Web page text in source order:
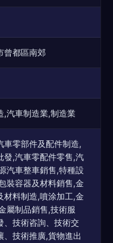
曾都區南郊
,汽車制造業,制造業
車零部件及配件制造,
發,汽車零配件零售,汽
汽車整車銷售,特種設
裝容器及材料銷售,金
材料制造,噴涂加工,金
屬制品銷售,技術服
、技術咨詢、技術交
、技術推廣,貨物進出